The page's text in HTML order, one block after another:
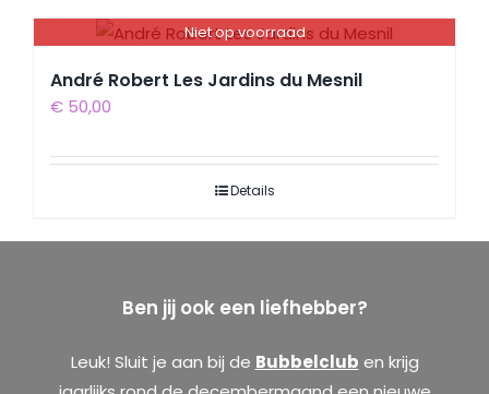
Niet op voorraad
André Robert Les Jardins du Mesnil
€ 50,00
Details
Ben jij ook een liefhebber?
Leuk! Sluit je aan bij de Bubbelclub en krijg